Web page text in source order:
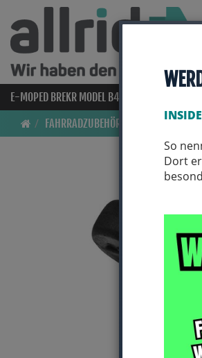
So
Dort
E-MOPED BREKR MODEL B4000
FAHRRADZUBEHÖR
KLINGELN &